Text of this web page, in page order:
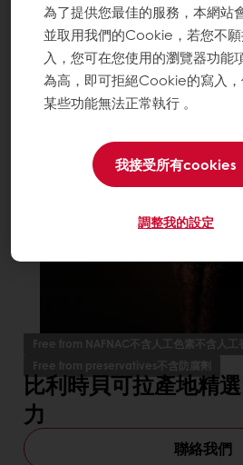
Free from NAFNAC不含人工色素不含人工
Free from preservatives不含防腐劑
比利時貝可拉產地精
力
聯絡我們
為了提供您最佳的服務，本網站
並取用我們的Cookie，若您不
入，您可在您使用的瀏覽器功能
為高，即可拒絕Cookie的寫入
某些功能無法正常執行 。
我接受所有cookies
調整我的設定